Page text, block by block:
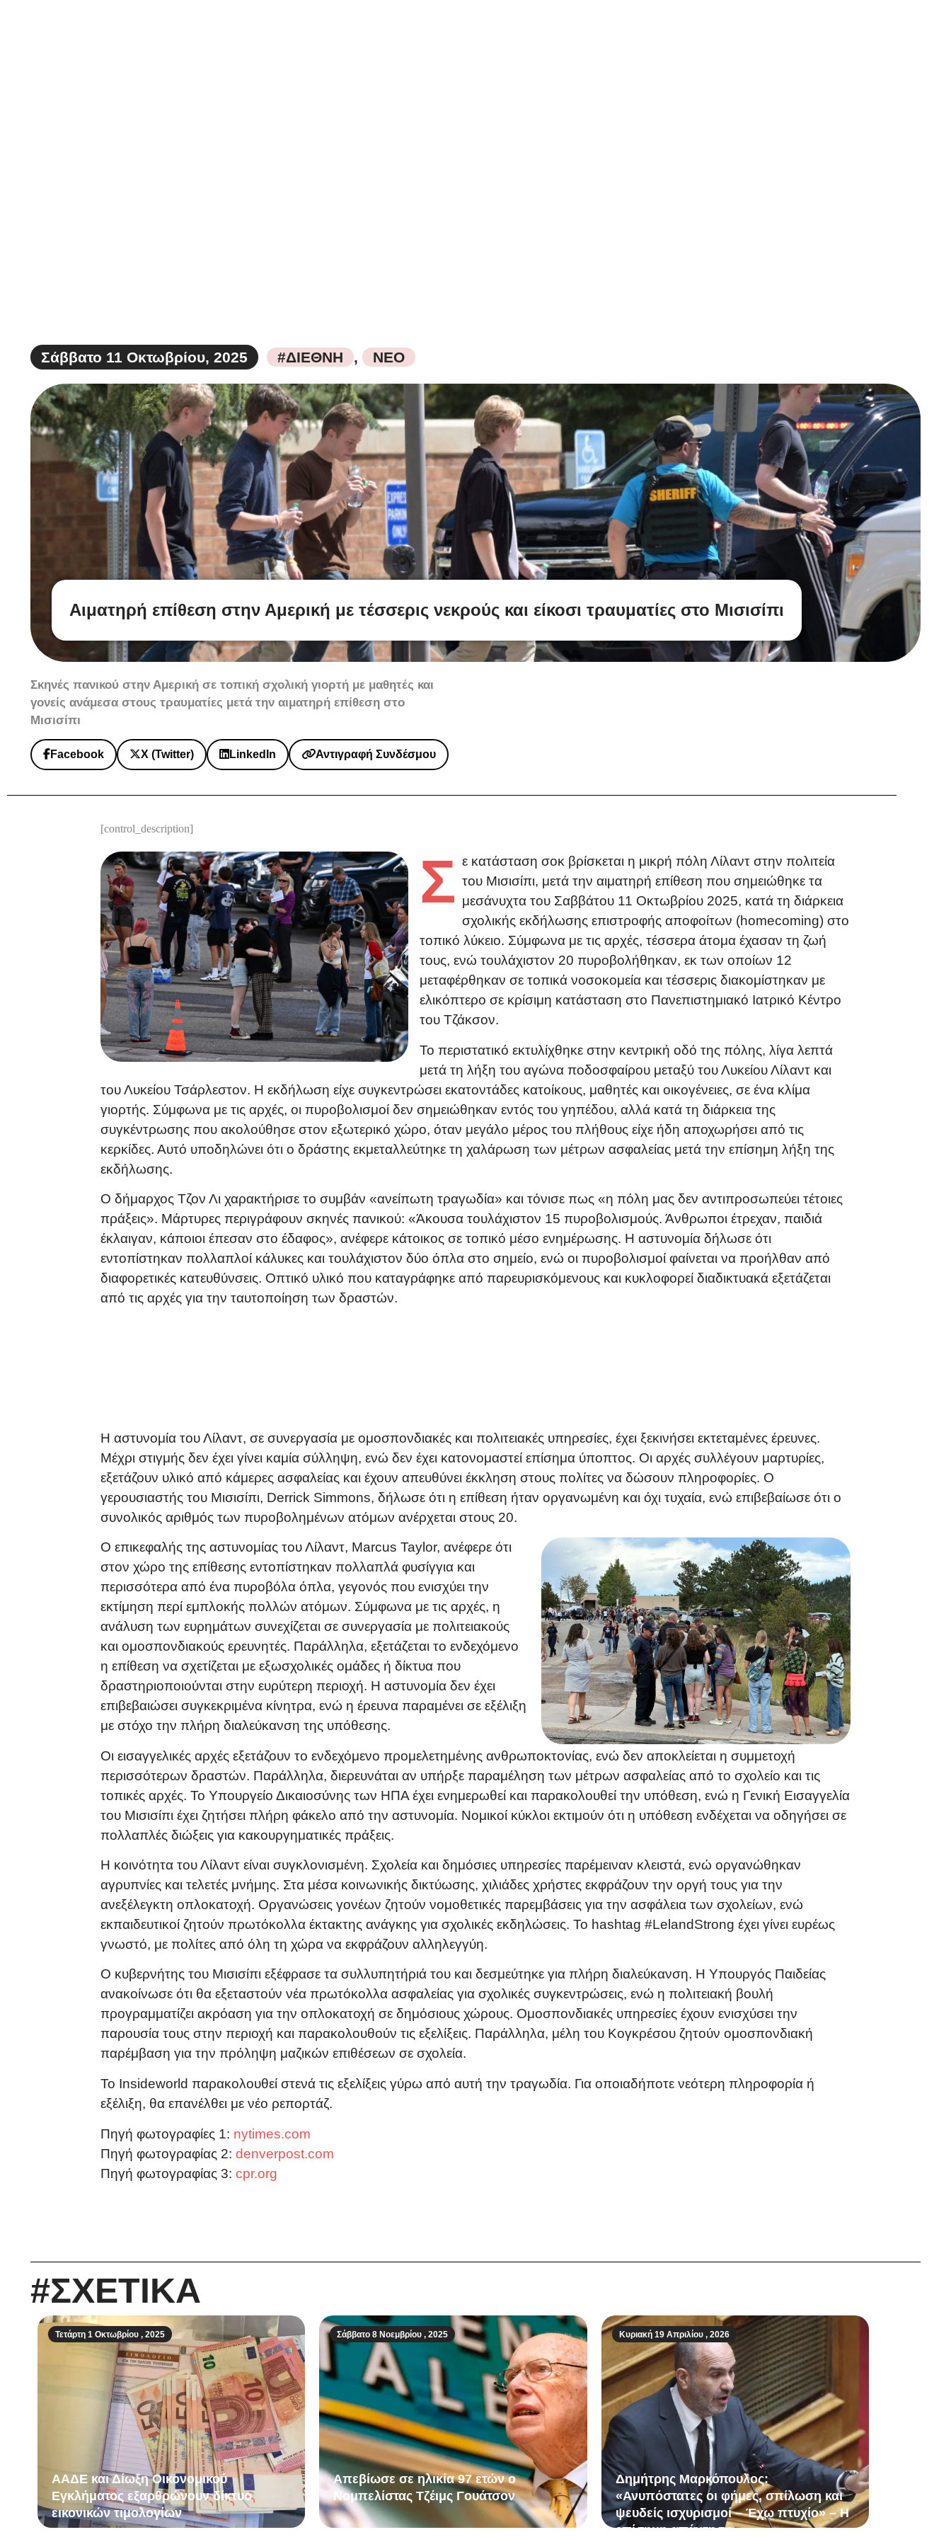
Σάββατο 11 Οκτωβρίου, 2025 #ΔΙΕΘΝΗ , ΝΕΟ
Αιματηρή επίθεση στην Αμερική με τέσσερις νεκρούς και είκοσι τραυματίες στο Μισισίπι
Σκηνές πανικού στην Αμερική σε τοπική σχολική γιορτή με μαθητές και
γονείς ανάμεσα στους τραυματίες μετά την αιματηρή επίθεση στο
Μισισίπι
Facebook X (Twitter) LinkedIn Αντιγραφή Συνδέσμου
[control_description]
Σ ε κατάσταση σοκ βρίσκεται η μικρή πόλη Λίλαντ στην πολιτεία
του Μισισίπι, μετά την αιματηρή επίθεση που σημειώθηκε τα
μεσάνυχτα του Σαββάτου 11 Οκτωβρίου 2025, κατά τη διάρκεια
σχολικής εκδήλωσης επιστροφής αποφοίτων (homecoming) στο
τοπικό λύκειο. Σύμφωνα με τις αρχές, τέσσερα άτομα έχασαν τη ζωή
τους, ενώ τουλάχιστον 20 πυροβολήθηκαν, εκ των οποίων 12
μεταφέρθηκαν σε τοπικά νοσοκομεία και τέσσερις διακομίστηκαν με
ελικόπτερο σε κρίσιμη κατάσταση στο Πανεπιστημιακό Ιατρικό Κέντρο
του Τζάκσον.
Το περιστατικό εκτυλίχθηκε στην κεντρική οδό της πόλης, λίγα λεπτά
μετά τη λήξη του αγώνα ποδοσφαίρου μεταξύ του Λυκείου Λίλαντ και
του Λυκείου Τσάρλεστον. Η εκδήλωση είχε συγκεντρώσει εκατοντάδες κατοίκους, μαθητές και οικογένειες, σε ένα κλίμα
γιορτής. Σύμφωνα με τις αρχές, οι πυροβολισμοί δεν σημειώθηκαν εντός του γηπέδου, αλλά κατά τη διάρκεια της
συγκέντρωσης που ακολούθησε στον εξωτερικό χώρο, όταν μεγάλο μέρος του πλήθους είχε ήδη αποχωρήσει από τις
κερκίδες. Αυτό υποδηλώνει ότι ο δράστης εκμεταλλεύτηκε τη χαλάρωση των μέτρων ασφαλείας μετά την επίσημη λήξη της
εκδήλωσης.
Ο δήμαρχος Τζον Λι χαρακτήρισε το συμβάν «ανείπωτη τραγωδία» και τόνισε πως «η πόλη μας δεν αντιπροσωπεύει τέτοιες
πράξεις». Μάρτυρες περιγράφουν σκηνές πανικού: «Άκουσα τουλάχιστον 15 πυροβολισμούς. Άνθρωποι έτρεχαν, παιδιά
έκλαιγαν, κάποιοι έπεσαν στο έδαφος», ανέφερε κάτοικος σε τοπικό μέσο ενημέρωσης. Η αστυνομία δήλωσε ότι
εντοπίστηκαν πολλαπλοί κάλυκες και τουλάχιστον δύο όπλα στο σημείο, ενώ οι πυροβολισμοί φαίνεται να προήλθαν από
διαφορετικές κατευθύνσεις. Οπτικό υλικό που καταγράφηκε από παρευρισκόμενους και κυκλοφορεί διαδικτυακά εξετάζεται
από τις αρχές για την ταυτοποίηση των δραστών.
Η αστυνομία του Λίλαντ, σε συνεργασία με ομοσπονδιακές και πολιτειακές υπηρεσίες, έχει ξεκινήσει εκτεταμένες έρευνες.
Μέχρι στιγμής δεν έχει γίνει καμία σύλληψη, ενώ δεν έχει κατονομαστεί επίσημα ύποπτος. Οι αρχές συλλέγουν μαρτυρίες,
εξετάζουν υλικό από κάμερες ασφαλείας και έχουν απευθύνει έκκληση στους πολίτες να δώσουν πληροφορίες. Ο
γερουσιαστής του Μισισίπι, Derrick Simmons, δήλωσε ότι η επίθεση ήταν οργανωμένη και όχι τυχαία, ενώ επιβεβαίωσε ότι ο
συνολικός αριθμός των πυροβολημένων ατόμων ανέρχεται στους 20.
Ο επικεφαλής της αστυνομίας του Λίλαντ, Marcus Taylor, ανέφερε ότι
στον χώρο της επίθεσης εντοπίστηκαν πολλαπλά φυσίγγια και
περισσότερα από ένα πυροβόλα όπλα, γεγονός που ενισχύει την
εκτίμηση περί εμπλοκής πολλών ατόμων. Σύμφωνα με τις αρχές, η
ανάλυση των ευρημάτων συνεχίζεται σε συνεργασία με πολιτειακούς
και ομοσπονδιακούς ερευνητές. Παράλληλα, εξετάζεται το ενδεχόμενο
η επίθεση να σχετίζεται με εξωσχολικές ομάδες ή δίκτυα που
δραστηριοποιούνται στην ευρύτερη περιοχή. Η αστυνομία δεν έχει
επιβεβαιώσει συγκεκριμένα κίνητρα, ενώ η έρευνα παραμένει σε εξέλιξη
με στόχο την πλήρη διαλεύκανση της υπόθεσης.
Οι εισαγγελικές αρχές εξετάζουν το ενδεχόμενο προμελετημένης ανθρωποκτονίας, ενώ δεν αποκλείεται η συμμετοχή
περισσότερων δραστών. Παράλληλα, διερευνάται αν υπήρξε παραμέληση των μέτρων ασφαλείας από το σχολείο και τις
τοπικές αρχές. Το Υπουργείο Δικαιοσύνης των ΗΠΑ έχει ενημερωθεί και παρακολουθεί την υπόθεση, ενώ η Γενική Εισαγγελία
του Μισισίπι έχει ζητήσει πλήρη φάκελο από την αστυνομία. Νομικοί κύκλοι εκτιμούν ότι η υπόθεση ενδέχεται να οδηγήσει σε
πολλαπλές διώξεις για κακουργηματικές πράξεις.
Η κοινότητα του Λίλαντ είναι συγκλονισμένη. Σχολεία και δημόσιες υπηρεσίες παρέμειναν κλειστά, ενώ οργανώθηκαν
αγρυπνίες και τελετές μνήμης. Στα μέσα κοινωνικής δικτύωσης, χιλιάδες χρήστες εκφράζουν την οργή τους για την
ανεξέλεγκτη οπλοκατοχή. Οργανώσεις γονέων ζητούν νομοθετικές παρεμβάσεις για την ασφάλεια των σχολείων, ενώ
εκπαιδευτικοί ζητούν πρωτόκολλα έκτακτης ανάγκης για σχολικές εκδηλώσεις. Το hashtag #LelandStrong έχει γίνει ευρέως
γνωστό, με πολίτες από όλη τη χώρα να εκφράζουν αλληλεγγύη.
Ο κυβερνήτης του Μισισίπι εξέφρασε τα συλλυπητήριά του και δεσμεύτηκε για πλήρη διαλεύκανση. Η Υπουργός Παιδείας
ανακοίνωσε ότι θα εξεταστούν νέα πρωτόκολλα ασφαλείας για σχολικές συγκεντρώσεις, ενώ η πολιτειακή βουλή
προγραμματίζει ακρόαση για την οπλοκατοχή σε δημόσιους χώρους. Ομοσπονδιακές υπηρεσίες έχουν ενισχύσει την
παρουσία τους στην περιοχή και παρακολουθούν τις εξελίξεις. Παράλληλα, μέλη του Κογκρέσου ζητούν ομοσπονδιακή
παρέμβαση για την πρόληψη μαζικών επιθέσεων σε σχολεία.
Το Insideworld παρακολουθεί στενά τις εξελίξεις γύρω από αυτή την τραγωδία. Για οποιαδήποτε νεότερη πληροφορία ή
εξέλιξη, θα επανέλθει με νέο ρεπορτάζ.
Πηγή φωτογραφίες 1: nytimes.com
Πηγή φωτογραφίας 2:denverpost.com
Πηγή φωτογραφίας 3:cpr.org
#ΣΧΕΤΙΚΑ
Τετάρτη 1 Οκτωβρίου , 2025
ΑΑΔΕ και Δίωξη Οικονομικού
Εγκλήματος εξαρθρώνουν δίκτυο
εικονικών τιμολογίων
Σάββατο 8 Νοεμβρίου , 2025
Απεβίωσε σε ηλικία 97 ετών ο
Νομπελίστας Τζέιμς Γουάτσον
Κυριακή 19 Απριλίου , 2026
Δημήτρης Μαρκόπουλος:
«Ανυπόστατες οι φήμες, σπίλωση και
ψευδείς ισχυρισμοί – Έχω πτυχίο» – Η
επίσημη απάντηση